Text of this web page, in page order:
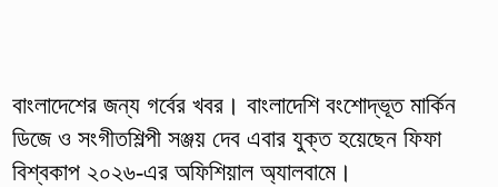
বাংলাদেশের জন্য গর্বের খবর। বাংলাদেশি বংশোদ্ভূত মার্কিন
ডিজে ও সংগীতশিল্পী সঞ্জয় দেব এবার যুক্ত হয়েছেন ফিফা
বিশ্বকাপ ২০২৬-এর অফিশিয়াল অ্যালবামে।